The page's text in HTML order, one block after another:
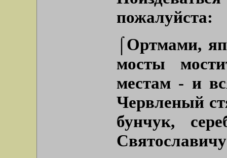
пожалуйста:
⌠Ортмами,
мосты
местам - и
Червленый
бунчук,